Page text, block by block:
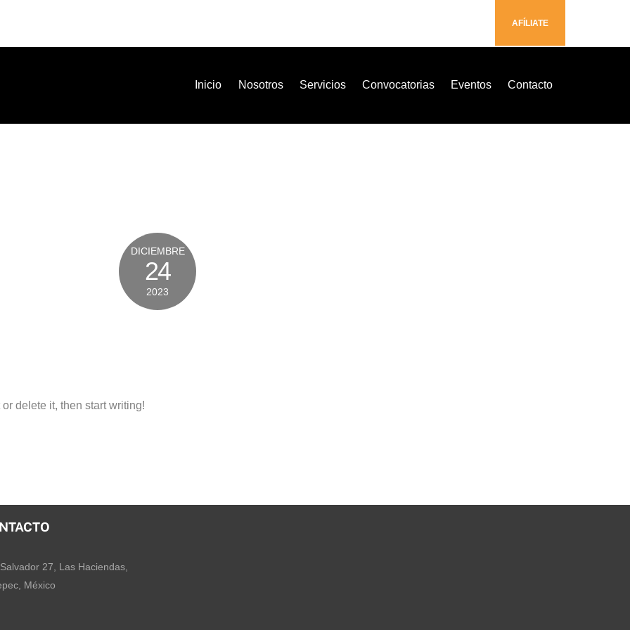
AFÍLIATE
Inicio Nosotros Servicios Convocatorias Eventos Contacto
DICIEMBRE
24
2023
delete it, then start writing!
27, Las Haciendas,
México